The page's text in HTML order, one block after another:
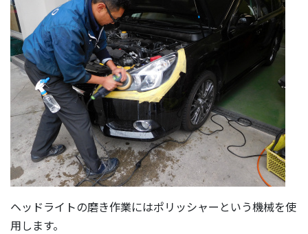
ヘッドライトの磨き作業にはポリッシャーという機械を使
用します。